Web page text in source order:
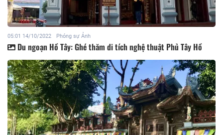
05:01 14/10/2022 Phóng sự Ảnh
Du ngoạn Hồ Tây: Ghé thăm di tích nghệ thuật Phủ Tây Hồ